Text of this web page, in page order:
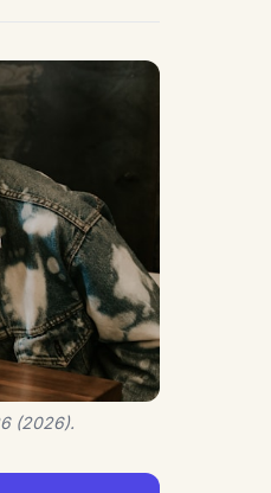
(2026).